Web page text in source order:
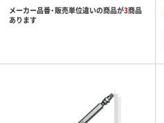
メーカー品番・販売単位違いの商品が3商品
あります